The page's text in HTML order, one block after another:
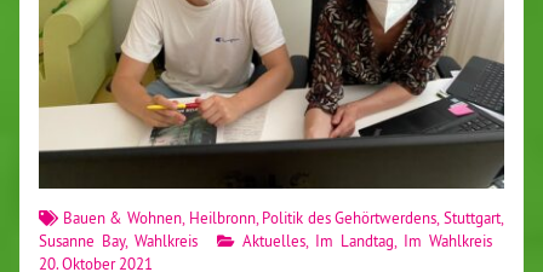
Bauen & Wohnen, Heilbronn,Politik des Gehörtwerdens,Stuttgart,
Susanne Bay,Wahlkreis Aktuelles, Im Landtag, Im Wahlkreis
20. Oktober 2021